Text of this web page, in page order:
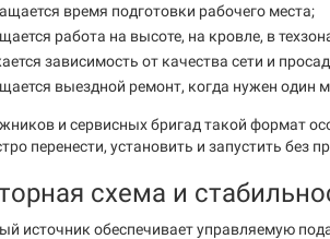
время подготовки рабочего места;
работа на высоте, на кровле, в
зависимость от качества сети и
выездной ремонт, когда нужен один
и сервисных бригад такой формат
перенести, установить и запустить без
схема и
источник обеспечивает управляемую